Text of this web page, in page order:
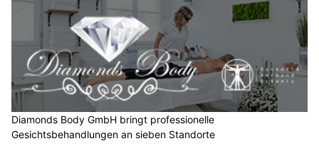
Diamonds Body GmbH bringt professionelle
Gesichtsbehandlungen an sieben Standorte